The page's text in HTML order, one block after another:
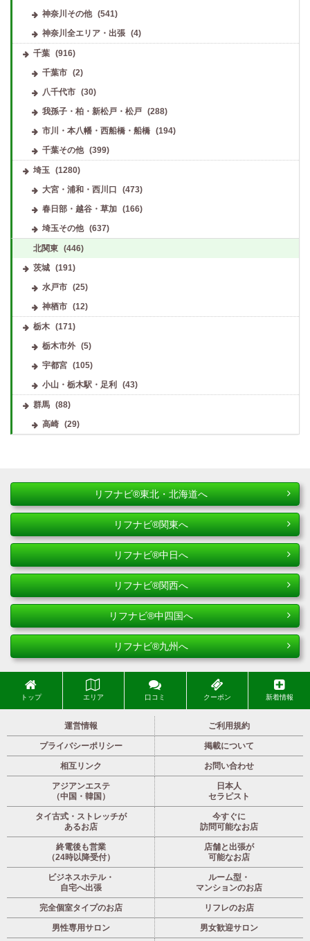
神奈川その他
(541)
神奈川全エリア・出張
(4)
千葉 (916)
千葉市
(2)
八千代市
(30)
我孫子・柏・新松戸・松戸
(288)
市川・本八幡・西船橋・船橋
(194)
千葉その他
(399)
埼玉
(1280)
大宮・浦和・西川口
(473)
春日部・越谷・草加
(166)
埼玉その他
(637)
北関東 (446)
茨城 (191)
水戸市
(25)
神栖市
(12)
栃木 (171)
栃木市外
(5)
宇都宮
(105)
小山・栃木駅・足利
(43)
群馬 (88)
高崎
(29)
リフナビ®東北・北海道へ
リフナビ®関東へ
リフナビ®中日へ
リフナビ®関西へ
リフナビ®中四国へ
リフナビ®九州へ
トップ エリア 口コミ クーポン 新着情報
運営情報 ご利用規約
プライバシーポリシー 掲載について
相互リンク お問い合わせ
アジアンエステ
（中国・韓国）
日本人
セラピスト
タイ古式・ストレッチが
あるお店
今すぐに
訪問可能なお店
終電後も営業
（24時以降受付）
店舗と出張が
可能なお店
ビジネスホテル・
自宅へ出張
ルーム型・
マンションのお店
完全個室タイプのお店 リフレのお店
男性専用サロン 男女歓迎サロン